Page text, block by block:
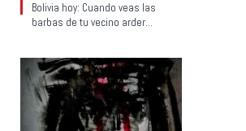
Bolivia hoy: Cuando veas las
barbas de tu vecino arder…